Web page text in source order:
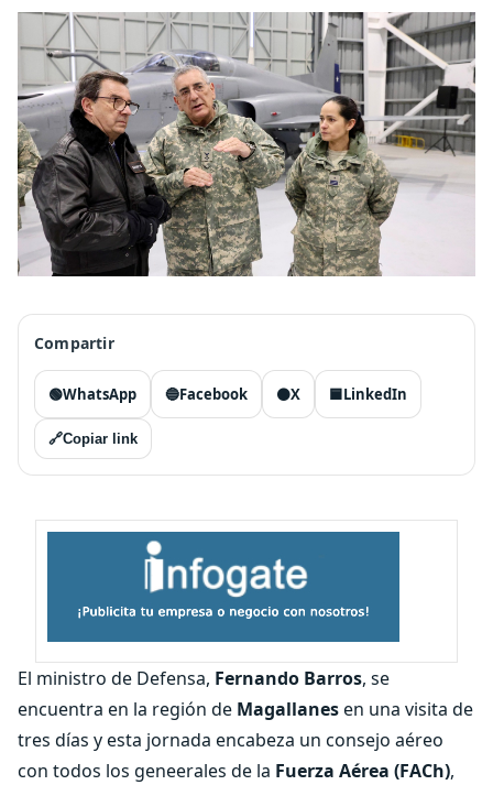
Compartir
🟢WhatsApp 🔵Facebook ⚫X 🟦LinkedIn
🔗Copiar link
El ministro de Defensa, Fernando Barros, se
encuentra en la región de Magallanesen una visita de
tres días y esta jornada encabeza un consejo aéreo
con todos los geneerales de la Fuerza Aérea (FACh),